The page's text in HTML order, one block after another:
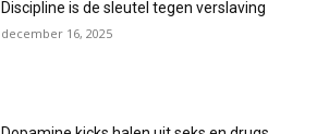
Discipline is de sleutel tegen verslaving
december 16, 2025